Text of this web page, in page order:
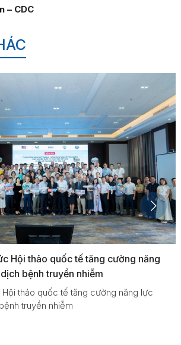
– CDC
Hội thảo quốc tế tăng cường năng
bệnh truyền nhiễm
thảo quốc tế tăng cường năng lực
truyền nhiễm